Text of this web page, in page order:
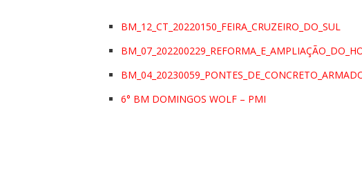
BM_12_CT_20220150_FEIRA_CRUZEIRO_DO_SUL
6° BM DOMINGOS WOLF – PMI